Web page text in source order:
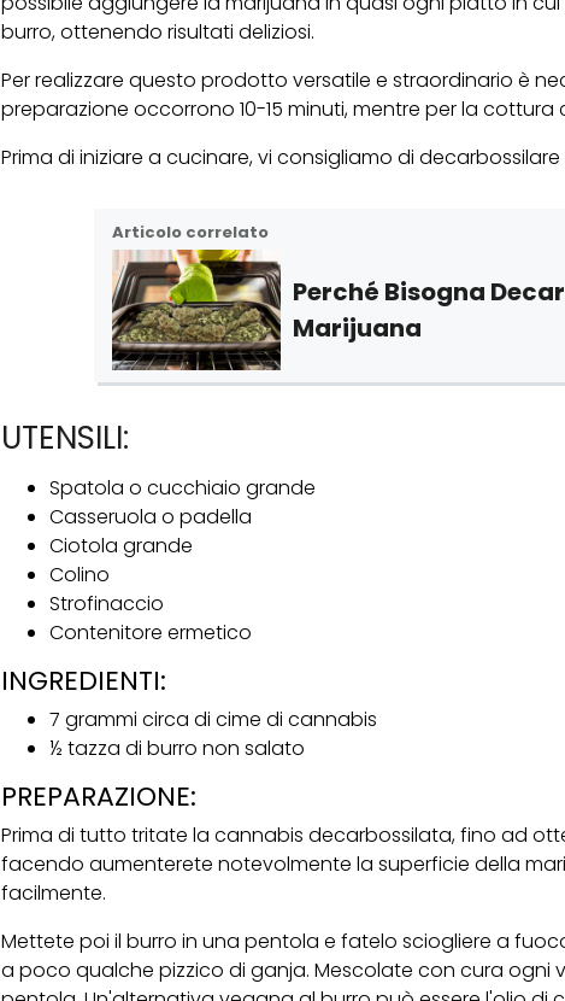
burro, ottenendo risultati deliziosi.
Per realizzare questo prodotto versatile e straordinario è
preparazione occorrono 10-15 minuti, mentre per la
Prima di iniziare a cucinare, vi consigliamo di
Articolo correlato
Perché Bisogna
Marijuana
UTENSILI:
Spatola o cucchiaio grande
Casseruola o padella
Ciotola grande
Colino
Strofinaccio
Contenitore ermetico
INGREDIENTI:
7 grammi circa di cime di cannabis
½ tazza di burro non salato
PREPARAZIONE:
Prima di tutto tritate la cannabis decarbossilata, fino ad
facendo aumenterete notevolmente la superficie della
facilmente.
Mettete poi il burro in una pentola e fatelo sciogliere a
a poco qualche pizzico di ganja. Mescolate con cura ogni